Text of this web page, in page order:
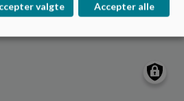
valgte Accepter alle